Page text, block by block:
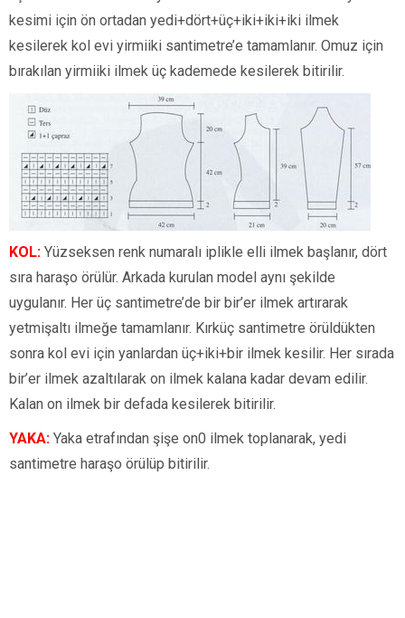
kesimi için ön ortadan yedi+dört+üç+iki+iki+iki ilmek
kesilerek kol evi yirmiiki santimetre’e tamamlanır. Omuz için
bırakılan yirmiiki ilmek üç kademede kesilerek bitirilir.
KOL: Yüzseksen renk numaralı iplikle elli ilmek başlanır, dört
sıra haraşo örülür. Arkada kurulan model aynı şekilde
uygulanır. Her üç santimetre’de bir bir’er ilmek artırarak
yetmişaltı ilmeğe tamamlanır. Kırküç santimetre örüldükten
sonra kol evi için yanlardan üç+iki+bir ilmek kesilir. Her sırada
bir’er ilmek azaltılarak on ilmek kalana kadar devam edilir.
Kalan on ilmek bir defada kesilerek bitirilir.
YAKA: Yaka etrafından şişe on0 ilmek toplanarak, yedi
santimetre haraşo örülüp bitirilir.